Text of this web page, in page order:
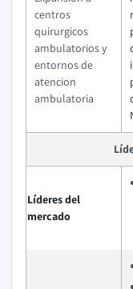
centros
quirurgicos
ambulatorios y
entornos de
atencion
ambulatoria
Líderes del
mercado